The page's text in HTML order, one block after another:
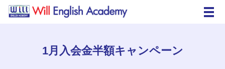
メ
1月入会金半額キャンペーン